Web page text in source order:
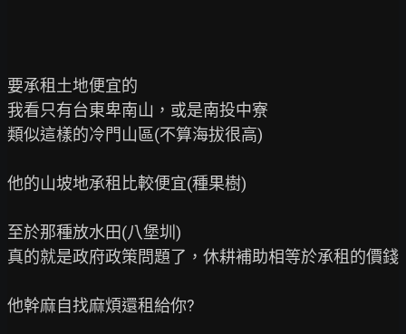
要承租土地便宜的
我看只有台東卑南山，或是南投中寮
類似這樣的冷門山區(不算海拔很高)
他的山坡地承租比較便宜(種果樹)
至於那種放水田(八堡圳)
真的就是政府政策問題了，休耕補助相等於承租的價錢
他幹麻自找麻煩還租給你?